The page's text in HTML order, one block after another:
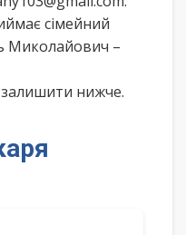
сімейний
Миколайович –
залишити нижче.